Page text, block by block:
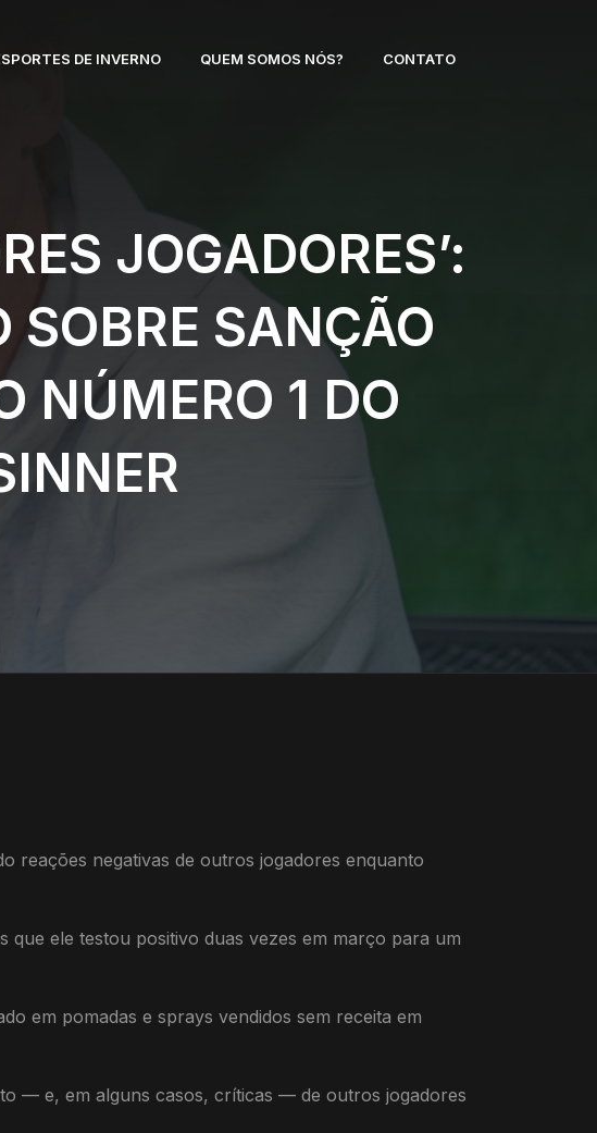
DE INVERNO QUEM SOMOS NÓS? CONTATO
JOGADORES’:
SANÇÃO
NÚMERO 1 DO
reações negativas de outros jogadores enquanto
ele testou positivo duas vezes em março para um
em pomadas e sprays vendidos sem receita em
— e, em alguns casos, críticas — de outros jogadores